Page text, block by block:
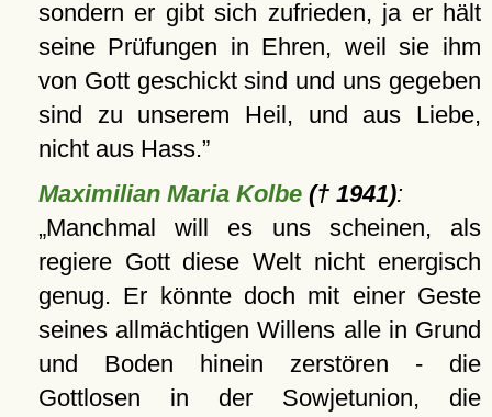
sondern er gibt sich zufrieden, ja er hält
seine Prüfungen in Ehren, weil sie ihm
von Gott geschickt sind und uns gegeben
sind zu unserem Heil, und aus Liebe,
nicht aus Hass.
Maximilian Maria Kolbe(† 1941):
Manchmal will es uns scheinen, als
regiere Gott diese Welt nicht energisch
genug. Er könnte doch mit einer Geste
seines allmächtigen Willens alle in Grund
und Boden hinein zerstören - die
Gottlosen in der Sowjetunion, die